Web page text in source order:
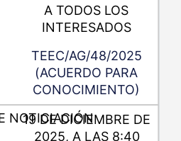
A TODOS LOS
INTERESADOS
TEEC/AG/48/2025
(ACUERDO PARA
CONOCIMIENTO)
19 DE DICIEMBRE DE
2025, A LAS 8:40